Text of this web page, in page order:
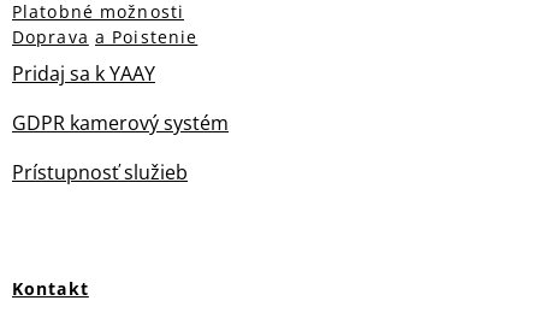
Platobné možnosti
Doprava a Poistenie
Pridaj sa k YAAY
GDPR kamerový systém
Prístupnosť služieb
Kontakt